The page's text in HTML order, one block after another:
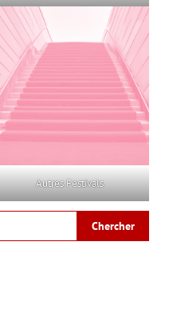
Autres Festivals